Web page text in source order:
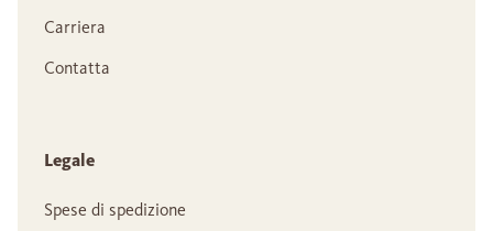
Carriera
Contatta
Legale
Spese di spedizione